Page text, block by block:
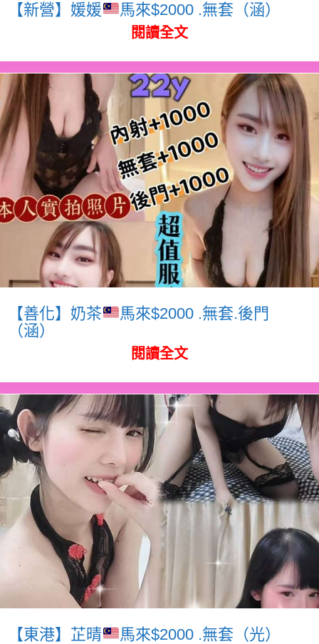
【新營】媛媛 馬來$2000 .無套（涵）
閱讀全文
【善化】奶茶
馬來$2000 .無套.後門
（涵）
閱讀全文
【東港】芷晴 馬來$2000 .無套（光）